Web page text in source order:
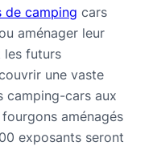
de camping cars
aménager leur
les futurs
une vaste
camping-cars aux
aménagés
exposants seront